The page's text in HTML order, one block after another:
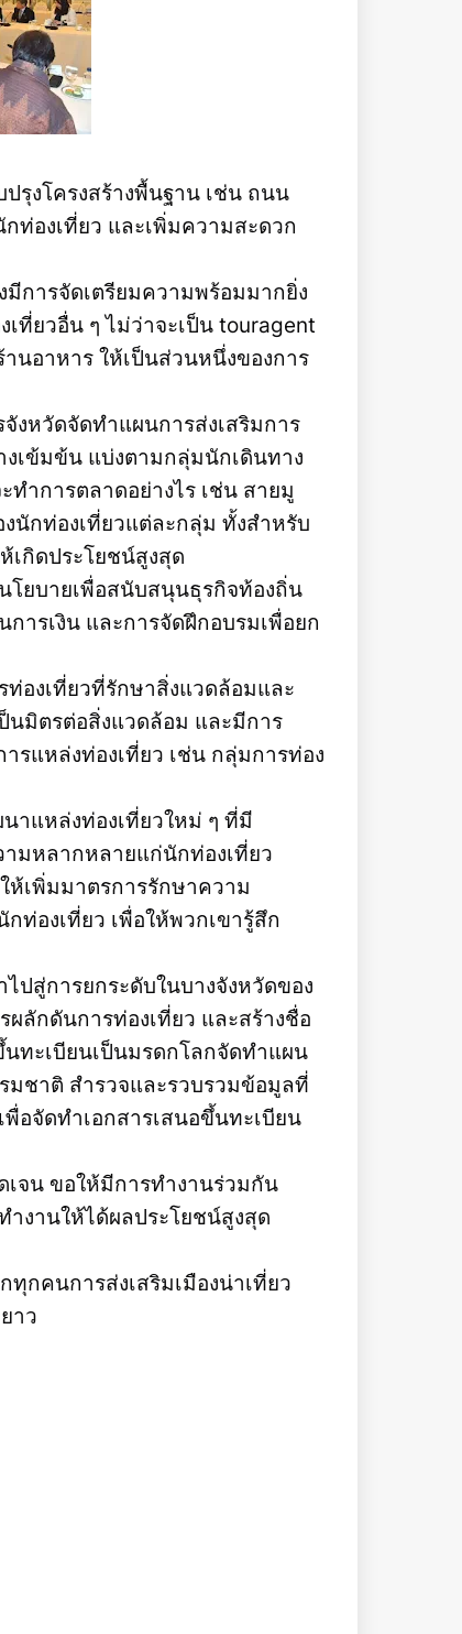
รุงโครงสร้างพื้นฐาน เช่น ถนน
ท่องเที่ยว และเพิ่มความสะดวก
การจัดเตรียมความพร้อมมากยิ่ง
ที่ยวอื่น ๆ ไม่ว่าจะเป็น touragent
นอาหาร ให้เป็นส่วนหนึ่งของการ
งหวัดจัดทำแผนการส่งเสริมการ
งเข้มข้น แบ่งตามกลุ่มนักเดินทาง
ำการตลาดอย่างไร เช่น สายมู
นักท่องเที่ยวแต่ละกลุ่ม ทั้งสำหรับ
เกิดประโยชน์สูงสุด
ยบายเพื่อสนับสนุนธุรกิจท้องถิ่น
ารเงิน และการจัดฝึกอบรมเพื่อยก
ท่องเที่ยวที่รักษาสิ่งแวดล้อมและ
มิตรต่อสิ่งแวดล้อม และมีการ
แหล่งท่องเที่ยว เช่น กลุ่มการท่อง
าแหล่งท่องเที่ยวใหม่ ๆ ที่มี
มหลากหลายแก่นักท่องเที่ยว
ห้เพิ่มมาตรการรักษาความ
ท่องเที่ยว เพื่อให้พวกเขารู้สึก
ปสู่การยกระดับในบางจังหวัดของ
ผลักดันการท่องเที่ยว และสร้างชื่อ
ทะเบียนเป็นมรดกโลกจัดทำแผน
ชาติ สำรวจและรวบรวมข้อมูลที่
อจัดทำเอกสารเสนอขึ้นทะเบียน
เจน ขอให้มีการทำงานร่วมกัน
งานให้ได้ผลประโยชน์สูงสุด
กคนการส่งเสริมเมืองน่าเที่ยว
าว